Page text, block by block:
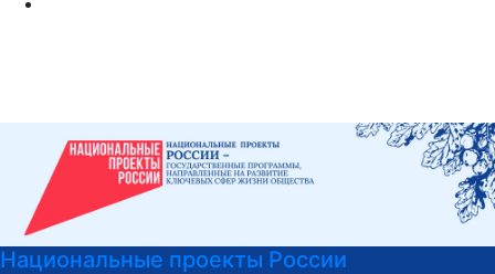
РГГУ — 35 лет!